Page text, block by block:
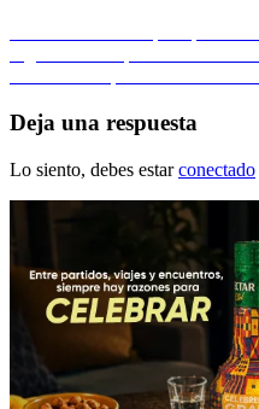
Navegación
de
Deja una respuesta
Lo siento, debes estarconectado